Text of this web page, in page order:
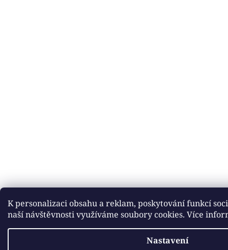
K personalizaci obsahu a reklam, poskytování funkcí
naší návštěvnosti využíváme soubory cookies. Více
Nastavení